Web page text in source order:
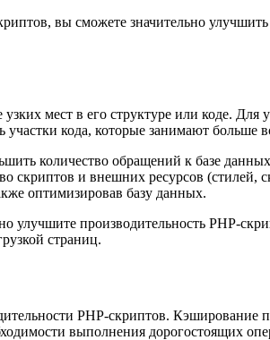
вы сможете значительно
мест в его структуре или коде. Для
кода, которые занимают больше
количество обращений к базе
скриптов и внешних ресурсов (стилей,
оптимизировав базу данных.
улучшите производительность PHP-
страниц.
PHP-скриптов. Кэширование
выполнения дорогостоящих